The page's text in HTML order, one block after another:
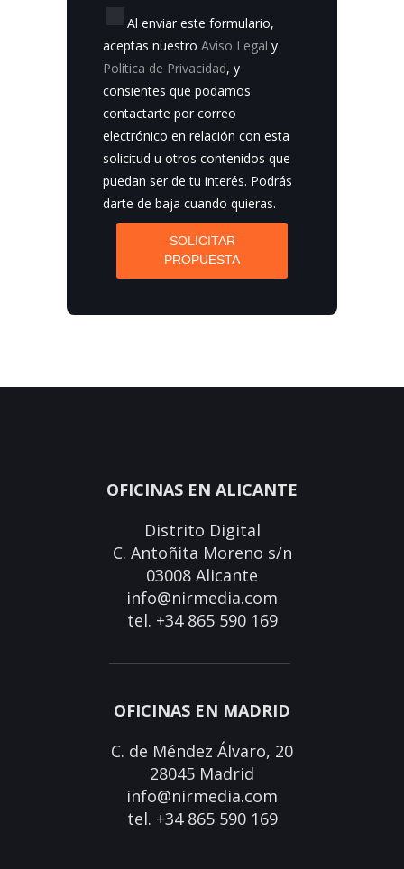
Al enviar este formulario,
aceptas nuestro Aviso Legal y
Política de Privacidad, y
consientes que podamos
contactarte por correo
electrónico en relación con esta
solicitud u otros contenidos que
puedan ser de tu interés. Podrás
darte de baja cuando quieras.
SOLICITAR
PROPUESTA
OFICINAS EN ALICANTE
Distrito Digital
C. Antoñita Moreno s/n
03008 Alicante
info@nirmedia.com
tel. +34 865 590 169
OFICINAS EN MADRID
C. de Méndez Álvaro, 20
28045 Madrid
info@nirmedia.com
tel. +34 865 590 169